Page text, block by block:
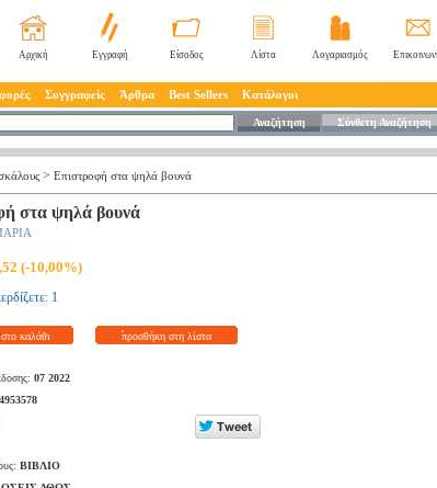
Αρχική Εγγραφή Είσοδος Λίστα Λογαριασμός
Συγγραφείς Άρθρα Best Sellers Κατάλογοι
Αναζήτηση Σύνθετη Αναζήτηση
> Επιστροφή στα ψηλά βουνά
στα ψηλά βουνά
(-10,00%)
1
καλάθι προσθήκη στη λίστα
07 2022
ΒΙΒΛΙΟ